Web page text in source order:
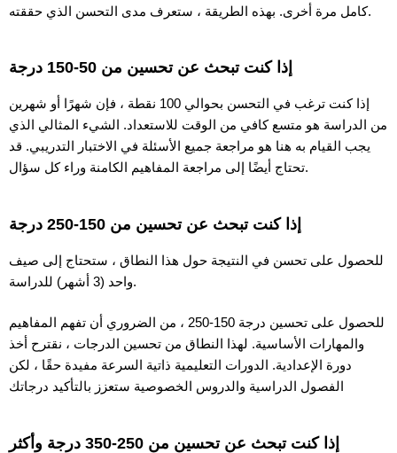
كامل مرة أخرى. بهذه الطريقة ، ستعرف مدى التحسن الذي حققته.
إذا كنت تبحث عن تحسين من 50-150 درجة
إذا كنت ترغب في التحسن بحوالي 100 نقطة ، فإن شهرًا أو شهرين
من الدراسة هو متسع كافي من الوقت للاستعداد. الشيء المثالي الذي
يجب القيام به هنا هو مراجعة جميع الأسئلة في الاختبار التدريبي. قد
تحتاج أيضًا إلى مراجعة المفاهيم الكامنة وراء كل سؤال.
إذا كنت تبحث عن تحسين من 150-250 درجة
للحصول على تحسن في النتيجة حول هذا النطاق ، ستحتاج إلى صيف
واحد (3 أشهر) للدراسة.
للحصول على تحسين درجة 150-250 ، من الضروري أن تفهم المفاهيم
والمهارات الأساسية. لهذا النطاق من تحسين الدرجات ، نقترح أخذ
دورة الإعدادية. الدورات التعليمية ذاتية السرعة مفيدة حقًا ، لكن
الفصول الدراسية والدروس الخصوصية ستعزز بالتأكيد درجاتك
إذا كنت تبحث عن تحسين من 250-350 درجة وأكثر